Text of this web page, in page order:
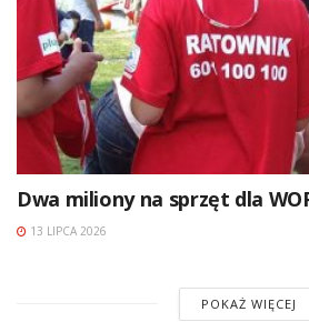
Dwa miliony na sprzęt dla
13 LIPCA 2026
POKAŻ WIĘCEJ